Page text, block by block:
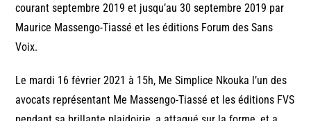
courant septembre 2019 et jusqu’au 30 septembre 2019 par
Maurice Massengo-Tiassé et les éditions Forum des Sans
Voix.
Le mardi 16 février 2021 à 15h, Me Simplice Nkouka l’un des
avocats représentant Me Massengo-Tiassé et les éditions FVS